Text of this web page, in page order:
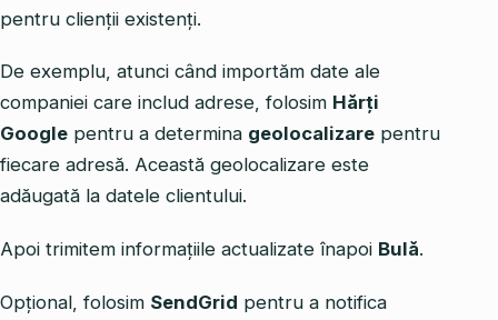
pentru clienţii existenţi.
De exemplu, atunci când importăm date ale
companiei care includ adrese, folosim Hărți
Google pentru a determina geolocalizare pentru
fiecare adresă. Această geolocalizare este
adăugată la datele clientului.
Apoi trimitem informațiile actualizate înapoi Bulă.
Opțional, folosim SendGrid pentru a notifica